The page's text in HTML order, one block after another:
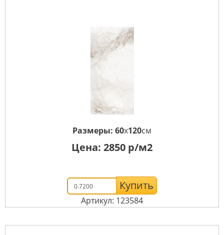
Размеры: 60x120см
Цена: 2850 р/м2
Купить
Артикул: 123584